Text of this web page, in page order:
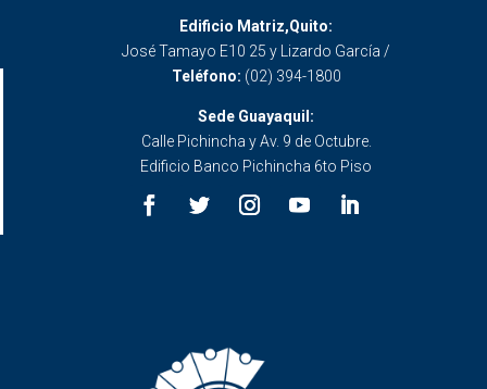
Edificio Matriz,Quito:
José Tamayo E10 25 y Lizardo García /
Teléfono: (02) 394-1800
Sede Guayaquil:
Calle Pichincha y Av. 9 de Octubre.
Edificio Banco Pichincha 6to Piso